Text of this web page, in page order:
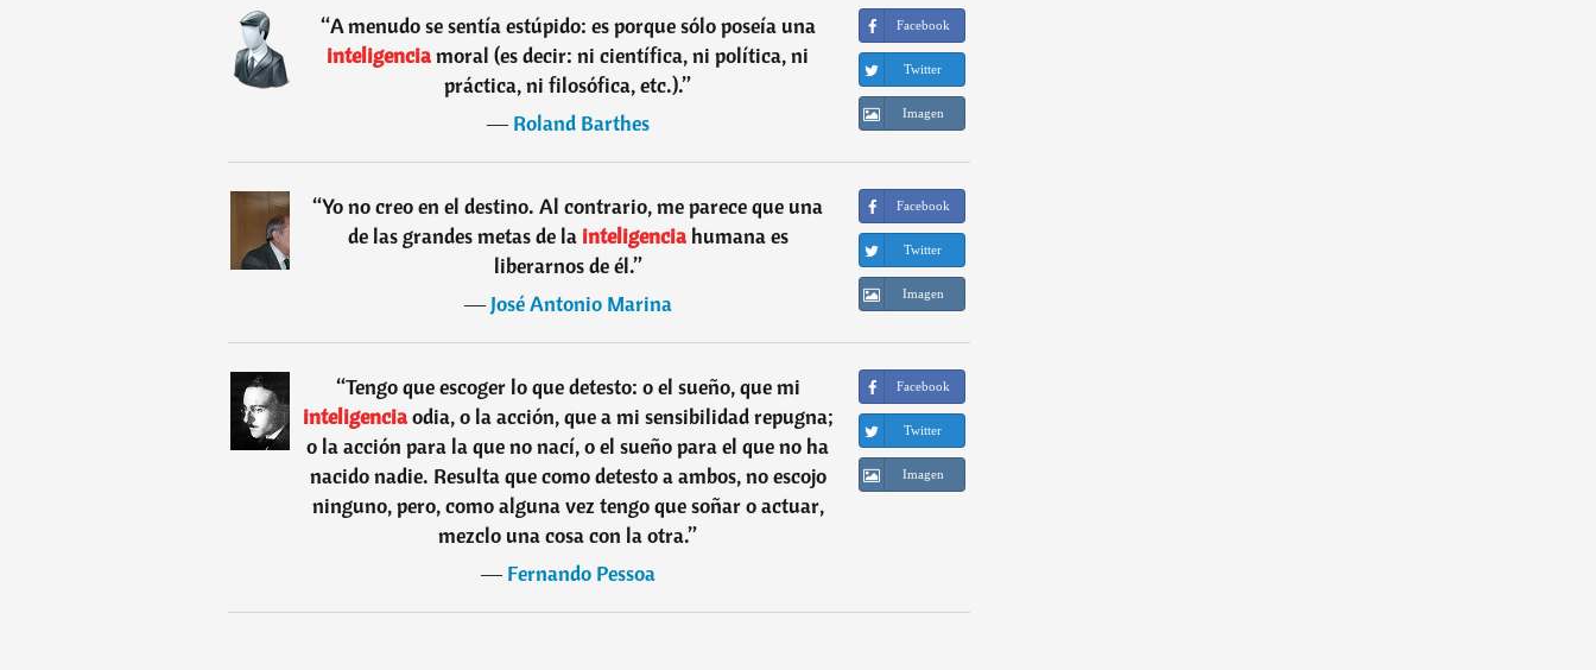
“A menudo se sentía estúpido: es porque sólo poseía una
inteligenciamoral (es decir: ni científica, ni política, ni
práctica, ni filosófica, etc.).”
―Roland Barthes
Facebook
Twitter
Imagen
“Yo no creo en el destino. Al contrario, me parece que una
de las grandes metas de lainteligencia humana es
liberarnos de él.”
―José Antonio Marina
Facebook
Twitter
Imagen
“Tengo que escoger lo que detesto: o el sueño, que mi
inteligenciaodia, o la acción, que a mi sensibilidad repugna;
o la acción para la que no nací, o el sueño para el que no ha
nacido nadie. Resulta que como detesto a ambos, no escojo
ninguno, pero, como alguna vez tengo que soñar o actuar,
mezclo una cosa con la otra.”
―Fernando Pessoa
Facebook
Twitter
Imagen